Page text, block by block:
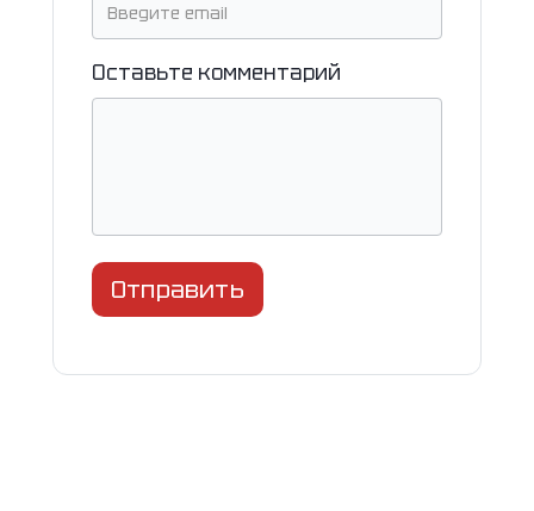
Оставьте комментарий
Отправить